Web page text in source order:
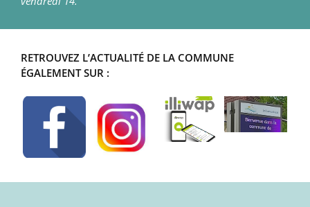
RETROUVEZ L’ACTUALITÉ DE LA COMMUNE
ÉGALEMENT SUR :